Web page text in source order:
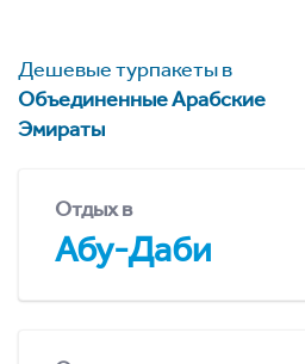
Дешевые турпакеты в
Объединенные Арабские
Эмираты
Отдых в
Абу-Даби